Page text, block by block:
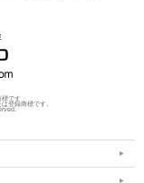
標です
登録商標です。